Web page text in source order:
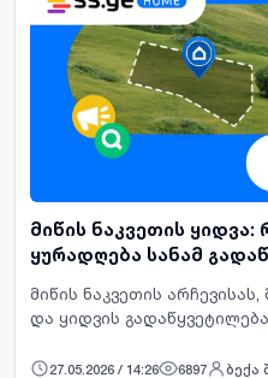
მიწის ნაკვეთის ყიდვა:
ყურადღება სანამ
მიწის ნაკვეთის
და ყიდვის
ხელსაყრელი
27.05.2026 / 14:26 6897 ბექა